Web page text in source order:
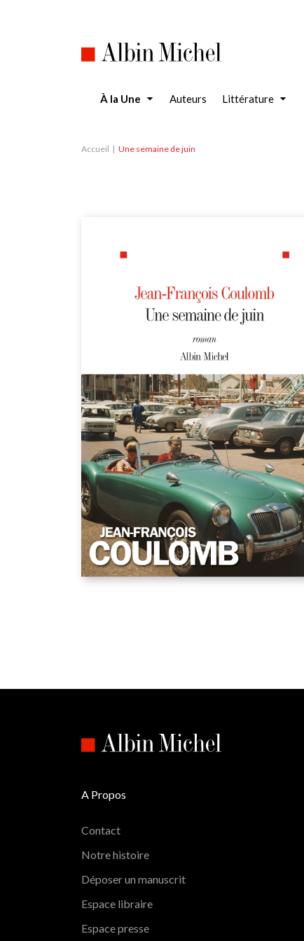
À la Une Auteurs Littérature
Accueil Une semaine de juin
A Propos
Contact
Notre histoire
Déposer un manuscrit
Espace libraire
Espace presse